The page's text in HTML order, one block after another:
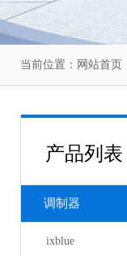
当前位置： 网站首页
产品列表
调制器
ixblue